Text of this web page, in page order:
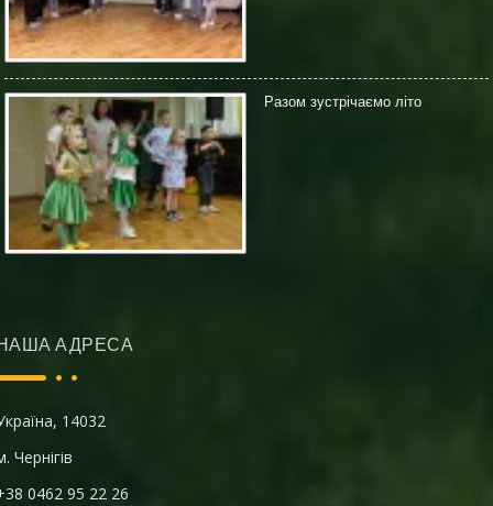
Разом зустрічаємо літо
АДРЕСА
14032
Чернігів
0462 95 22 26